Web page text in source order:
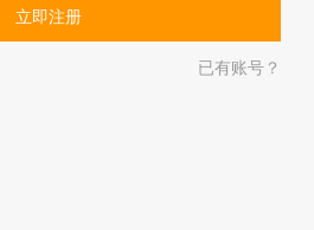
已有账号？